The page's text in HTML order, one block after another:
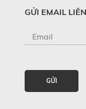
GỬI EMAIL
GỬI